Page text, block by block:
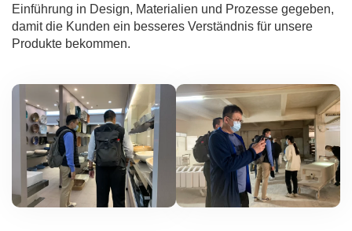
Einführung in Design, Materialien und Prozesse gegeben,
damit die Kunden ein besseres Verständnis für unsere
Produkte bekommen.